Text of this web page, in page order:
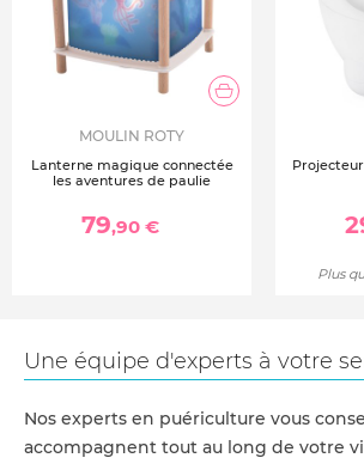
MOULIN ROTY
Lanterne magique connectée
les aventures de paulie
79,90 €
Plus
Une équipe d'experts à votre
Nos experts en puériculture vous
accompagnent tout au long de votre